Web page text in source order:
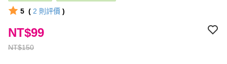
5 ( 2 則評價 )
NT$150
NT$99